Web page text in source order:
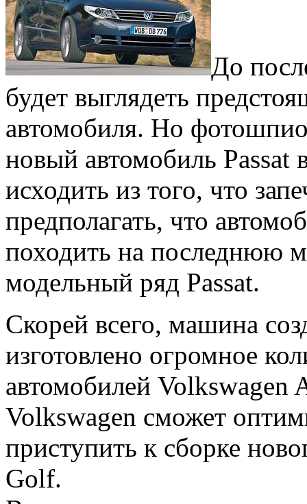
До
будет выглядеть
автомобиля. Но
новый автомобиль Passat
исходить из того, что
предполагать, что
походить на последнюю
модельный ряд Passat.
Скорей всего, машина
изготовлено огромное
автомобилей Volkswagen
Volkswagen сможет
приступить к сборке
Golf.